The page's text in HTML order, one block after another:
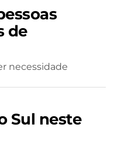
de
necessidade
Sul neste